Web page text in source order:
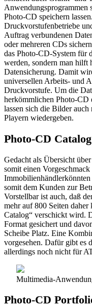
Anwendungsprogrammen
Photo-CD speichern
Druckvorstufenbetriebe
Auftrag verbundenen
oder mehreren CDs
das Photo-CD-System für
werden, sondern man hilft
Datensicherung. Damit
universellen Arbeits- und
Druckvorstufe. Um die
herkömmlichen Photo-
lassen sich die Bilder
Playern wiedergeben.
Photo-CD Catalog
Gedacht als Übersicht
somit einen
somit dem Kunden zur
Vorstellbar ist auch, daß
mehr auf 800 Seiten
Catalog“ verschickt wird.
Format gesichert und
Scheibe Platz. Eine
vorgesehen. Dafür gibt es
allerdings noch nicht für
Multimedia-
Photo-CD